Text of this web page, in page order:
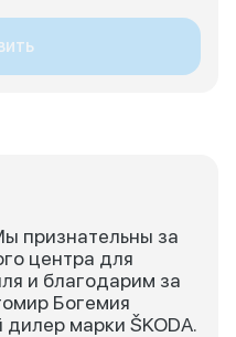
признательны за
центра для
и благодарим за
Богемия
марки ŠKODA.